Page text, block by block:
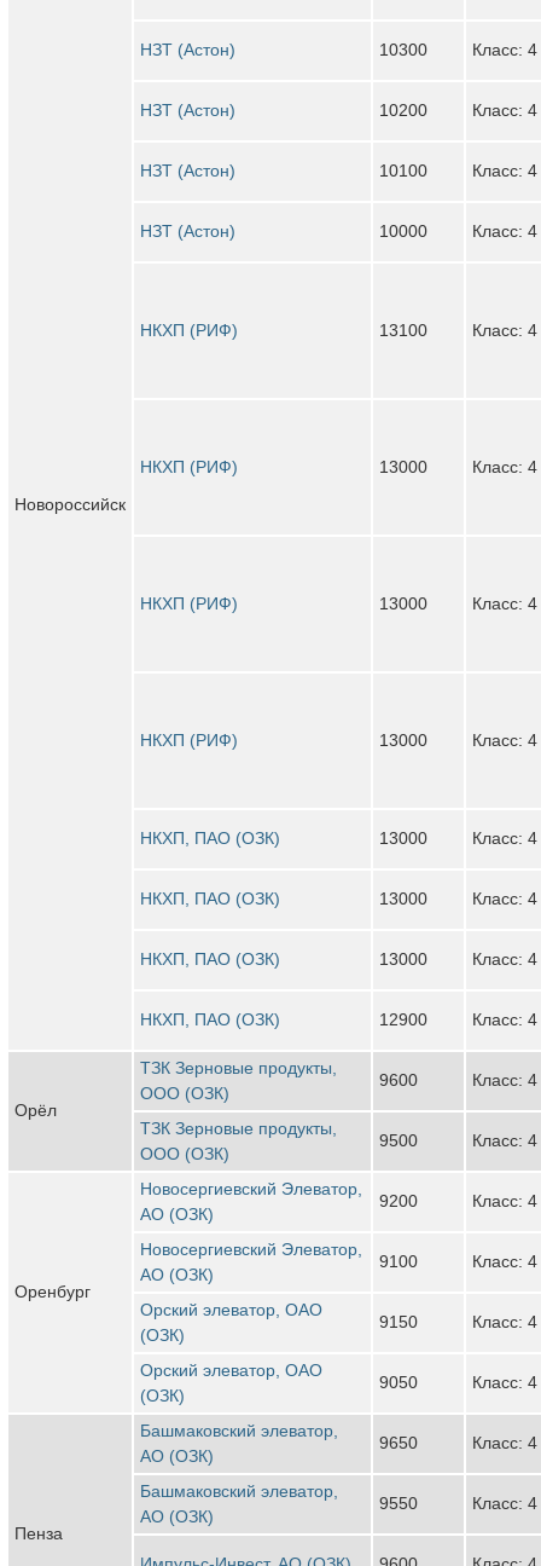
Новороссийск
НЗТ (Астон) 10300 Класс: 4
НЗТ (Астон) 10200 Класс: 4
НЗТ (Астон) 10100 Класс: 4
НЗТ (Астон) 10000 Класс: 4
НКХП (РИФ) 13100 Класс: 4
НКХП (РИФ) 13000 Класс: 4
НКХП (РИФ) 13000 Класс: 4
НКХП (РИФ) 13000 Класс: 4
НКХП, ПАО (ОЗК) 13000 Класс: 4
НКХП, ПАО (ОЗК) 13000 Класс: 4
НКХП, ПАО (ОЗК) 13000 Класс: 4
НКХП, ПАО (ОЗК) 12900 Класс: 4
Орёл
ТЗК Зерновые продукты,
ООО (ОЗК)
9600 Класс: 4
ТЗК Зерновые продукты,
ООО (ОЗК)
9500 Класс: 4
Оренбург
Новосергиевский Элеватор,
АО (ОЗК)
9200 Класс: 4
Новосергиевский Элеватор,
АО (ОЗК)
9100 Класс: 4
Орский элеватор, ОАО
(ОЗК)
9150 Класс: 4
Орский элеватор, ОАО
(ОЗК)
9050 Класс: 4
Пенза
Башмаковский элеватор,
АО (ОЗК)
9650 Класс: 4
Башмаковский элеватор,
АО (ОЗК)
9550 Класс: 4